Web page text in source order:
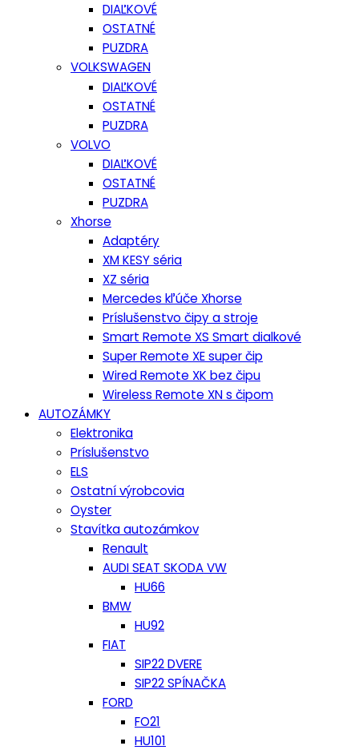
DIAĽKOVÉ
OSTATNÉ
PUZDRA
VOLKSWAGEN
DIAĽKOVÉ
OSTATNÉ
PUZDRA
VOLVO
DIAĽKOVÉ
OSTATNÉ
PUZDRA
Xhorse
Adaptéry
XM KESY séria
XZ séria
Mercedes kľúče Xhorse
Príslušenstvo čipy a stroje
Smart Remote XS Smart dialkové
Super Remote XE super čip
Wired Remote XK bez čipu
Wireless Remote XN s čipom
AUTOZÁMKY
Elektronika
Príslušenstvo
ELS
Ostatní výrobcovia
Oyster
Stavítka autozámkov
Renault
AUDI SEAT SKODA VW
HU66
BMW
HU92
FIAT
SIP22 DVERE
SIP22 SPÍNAČKA
FORD
FO21
HU101